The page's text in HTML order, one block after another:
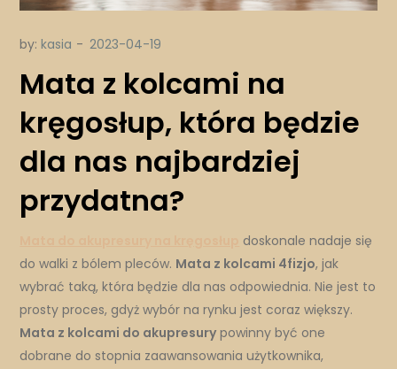
by:kasia
Mata z kolcami na
kręgosłup, która będzie
dla nas najbardziej
przydatna?
doskonale nadaje się
do walki z bólem pleców. Mata z kolcami 4fizjo, jak
wybrać taką, która będzie dla nas odpowiednia. Nie jest to
prosty proces, gdyż wybór na rynku jest coraz większy.
Mata z kolcami do akupresury powinny być one
dobrane do stopnia zaawansowania użytkownika,